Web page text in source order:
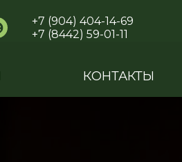
+7 (904) 404-14-69
+7 (8442) 59-01-11
КОНТАКТЫ